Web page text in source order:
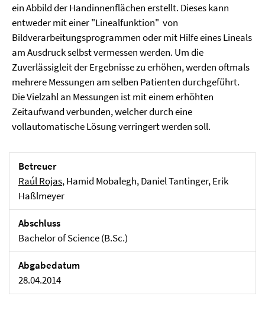
ein Abbild der Handinnenflächen erstellt. Dieses kann
entweder mit einer "Linealfunktion" von
Bildverarbeitungsprogrammen oder mit Hilfe eines Lineals
am Ausdruck selbst vermessen werden. Um die
Zuverlässigleit der Ergebnisse zu erhöhen, werden oftmals
mehrere Messungen am selben Patienten durchgeführt.
Die Vielzahl an Messungen ist mit einem erhöhten
Zeitaufwand verbunden, welcher durch eine
vollautomatische Lösung verringert werden soll.
Betreuer
Raúl Rojas, Hamid Mobalegh, Daniel Tantinger, Erik
Haßlmeyer
Abschluss
Bachelor of Science (B.Sc.)
Abgabedatum
28.04.2014